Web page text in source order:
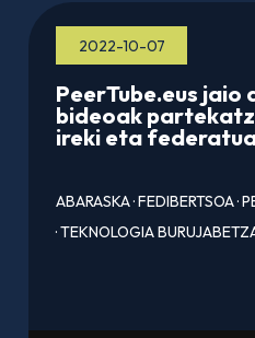
2022-10-07
PeerTube.eus jaio
bideoak
ireki eta
ABARASKA·FEDIBERTSOA·
·TEKNOLOGIA